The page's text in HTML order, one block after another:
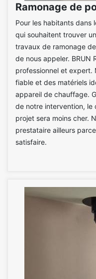
Ramonage de
Pour les habitants dans
qui souhaitent trouver
travaux de ramonage
de nous appeler. BRUN
professionnel et expert.
fiable et des matériels
appareil de chauffage.
de notre intervention,
projet sera moins cher.
prestataire ailleurs
satisfaire.